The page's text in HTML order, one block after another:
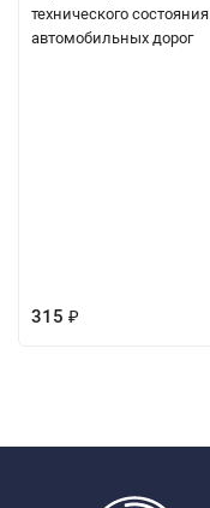
технического состояния
автомобильных дорог
315 ₽